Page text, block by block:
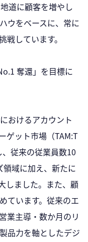
道に顧客を増やし
ウをベースに、常に
戦しています。
奪還」を目標に
おけるアカウント
ゲット市場（TAM:T
従来の従業員数10
域に加え、新たに
しました。また、顧
ています。従来のエ
業主導・数か月のリ
品力を軸としたデジ